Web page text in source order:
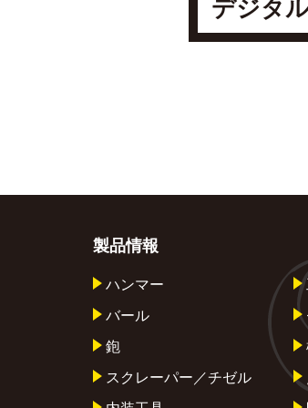
デジタ
製品情報
ハンマー
バール
鉋
スクレーパー／チゼル